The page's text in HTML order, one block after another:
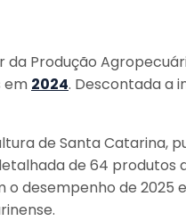
Produção
em 2024. Descontada a
de Santa
de 64
desempenho de